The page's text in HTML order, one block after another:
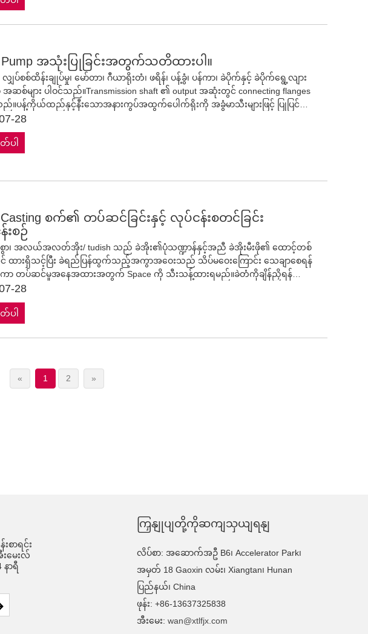
Pump အသုံးပြုခြင်းအတွက်သတိထားပါ။
ျှပ်စစ်ထိန်းချုပ်မှု၊ မော်တာ၊ ဂီယာရိုးတံ၊ ဖရိန်၊ ပန့်ခွံ၊ ပန်ကာ၊ ခဲပိုက်နှင့် ခဲပိုက်ရွေ့လျား
ဆစ်များ ပါဝင်သည်။Transmission shaft ၏ output အဆုံးတွင် connecting flanges
။ပန့်ကိုယ်ထည်နှင့်နီးသောအနားကွပ်အထွက်ပေါက်ရိုးကို အခွံမာသီးများဖြင့် ပြုပြင်
။ 28
ပါ
Casting စက်၏ တပ်ဆင်ခြင်းနှင့် လုပ်ငန်းစတင်ခြင်း
းစဉ်
စွာ၊ အလယ်အလတ်အိုး/ tudish သည် ခဲအိုး၏ပုံသဏ္ဍာန်နှင့်အညီ ခဲအိုးမီးဖို၏ ထောင့်တစ်
ထားရှိသင့်ပြီး ခဲရည်ပြန်ထွက်သည့်အကွာအဝေးသည် သိပ်မဝေးကြောင်း သေချာစေရန်
းကာ တပ်ဆင်မှုအနေအထားအတွက် Space ကို သီးသန့်ထားရမည်။ခဲတံကိုချိန်ညှိရန်
လတ်အိုး;
28
ပါ
« 1 2 »
ာရင်း
မေးလ်
ာရီ
ကြှနျုပျတို့ကိုဆကျသှယျရနျ
လိပ်စာ: အဆောက်အဦ B6၊ Accelerator Park၊
အမှတ် 18 Gaoxin လမ်း၊ Xiangtan၊ Hunan
ပြည်နယ်၊ China
ဖုန်း: +86-13637325838
အီးမေး: wan@xtlfjx.com